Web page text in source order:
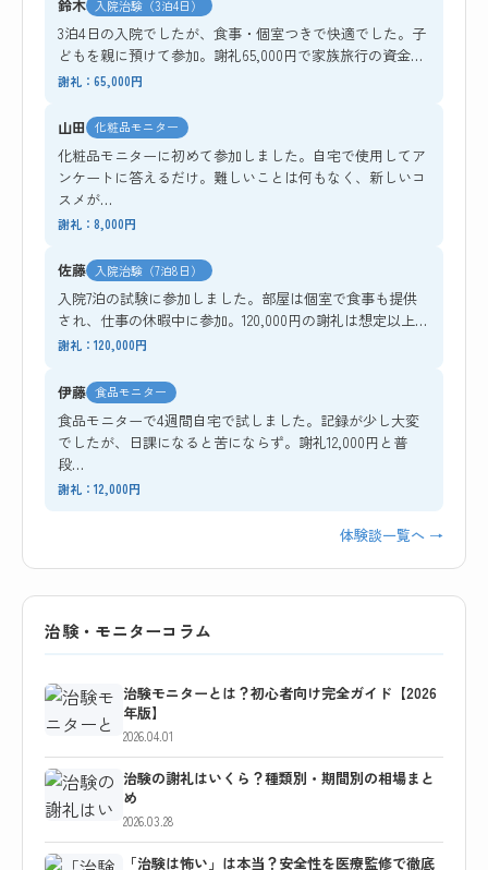
鈴木 入院治験（3泊4日）
3泊4日の入院でしたが、食事・個室つきで快適でした。子
どもを親に預けて参加。謝礼65,000円で家族旅行の資金…
謝礼：65,000円
山田 化粧品モニター
化粧品モニターに初めて参加しました。自宅で使用してア
ンケートに答えるだけ。難しいことは何もなく、新しいコ
スメが…
謝礼：8,000円
佐藤 入院治験（7泊8日）
入院7泊の試験に参加しました。部屋は個室で食事も提供
され、仕事の休暇中に参加。120,000円の謝礼は想定以上…
謝礼：120,000円
伊藤 食品モニター
食品モニターで4週間自宅で試しました。記録が少し大変
でしたが、日課になると苦にならず。謝礼12,000円と普
段…
謝礼：12,000円
体験談一覧へ →
治験・モニターコラム
治験モニターとは？初心者向け完全ガイド【2026
年版】
2026.04.01
治験の謝礼はいくら？種類別・期間別の相場まと
め
2026.03.28
「治験は怖い」は本当？安全性を医療監修で徹底